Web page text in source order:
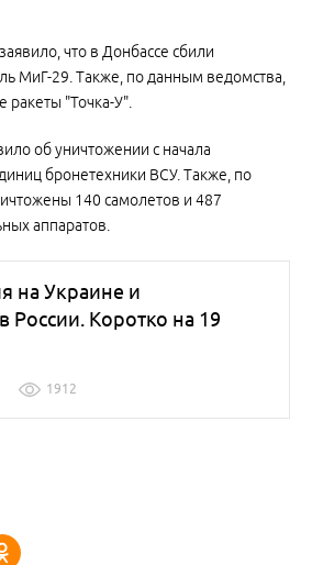
что в Донбассе сбили
МиГ-29. Также, по данным ведомства,
"Точка-У".
об уничтожении с начала
бронетехники ВСУ. Также, по
140 самолетов и 487
аппаратов.
на Украине и
России. Коротко на 19
1912